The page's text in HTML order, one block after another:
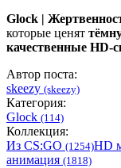
Glock |
которые ценят
качественные HD-
Автор поста:
skeezy (skeezy)
Категория:
Glock (114)
Коллекция:
Из CS:GO (1254)HD
анимация (1818)